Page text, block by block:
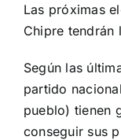
Las próximas
Chipre tendrán
Según las
partido
pueblo) tienen
conseguir sus